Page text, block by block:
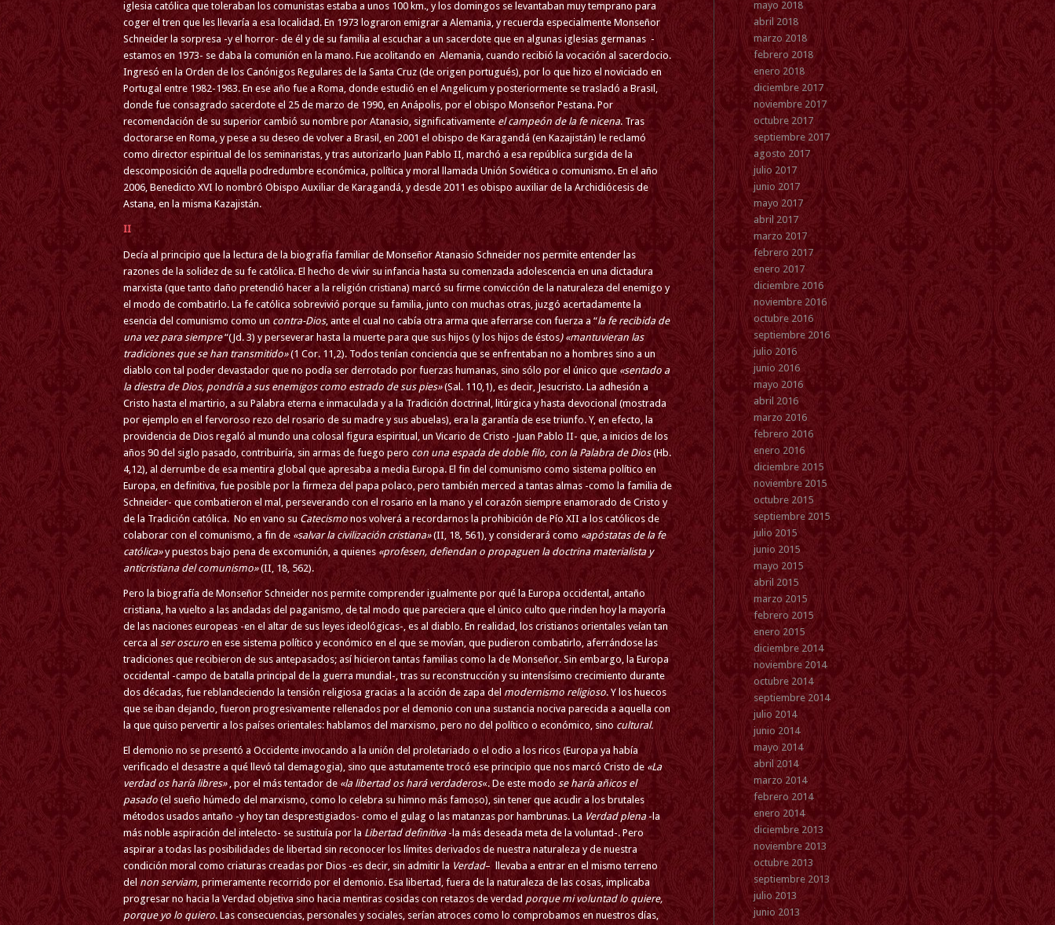
iglesia católica que toleraban los comunistas estaba a unos 100 km., y los domingos se levantaban muy temprano para
coger el tren que les llevaría a esa localidad. En 1973 lograron emigrar a Alemania, y recuerda especialmente Monseñor
Schneider la sorpresa -y el horror- de él y de su familia al escuchar a un sacerdote que en algunas iglesias germanas -
estamos en 1973- se daba la comunión en la mano. Fue acolitando en Alemania, cuando recibió la vocación al sacerdocio.
Ingresó en la Orden de los Canónigos Regulares de la Santa Cruz (de origen portugués), por lo que hizo el noviciado en
Portugal entre 1982-1983. En ese año fue a Roma, donde estudió en el Angelicum y posteriormente se trasladó a Brasil,
donde fue consagrado sacerdote el 25 de marzo de 1990, en Anápolis, por el obispo Monseñor Pestana. Por
recomendación de su superior cambió su nombre por Atanasio, significativamente el campeón de la fe nicena. Tras
doctorarse en Roma, y pese a su deseo de volver a Brasil, en 2001 el obispo de Karagandá (en Kazajistán) le reclamó
como director espiritual de los seminaristas, y tras autorizarlo Juan Pablo II, marchó a esa república surgida de la
descomposición de aquella podredumbre económica, política y moral llamada Unión Soviética o comunismo. En el año
2006, Benedicto XVI lo nombró Obispo Auxiliar de Karagandá, y desde 2011 es obispo auxiliar de la Archidiócesis de
Astana, en la misma Kazajistán.
II
Decía al principio que la lectura de la biografía familiar de Monseñor Atanasio Schneider nos permite entender las
razones de la solidez de su fe católica. El hecho de vivir su infancia hasta su comenzada adolescencia en una dictadura
marxista (que tanto daño pretendió hacer a la religión cristiana) marcó su firme convicción de la naturaleza del enemigo y
el modo de combatirlo. La fe católica sobrevivió porque su familia, junto con muchas otras, juzgó acertadamente la
esencia del comunismo como un contra-Dios, ante el cual no cabía otra arma que aferrarse con fuerza a “la fe recibida de
una vez para siempre“(Jd. 3) y perseverar hasta la muerte para que sus hijos (y los hijos de éstos) «mantuvieran las
tradiciones que se han transmitido»(1 Cor. 11,2). Todos tenían conciencia que se enfrentaban no a hombres sino a un
diablo con tal poder devastador que no podía ser derrotado por fuerzas humanas, sino sólo por el único que «sentado a
la diestra de Dios, pondría a sus enemigos como estrado de sus pies»(Sal. 110,1), es decir, Jesucristo. La adhesión a
Cristo hasta el martirio, a su Palabra eterna e inmaculada y a la Tradición doctrinal, litúrgica y hasta devocional (mostrada
por ejemplo en el fervoroso rezo del rosario de su madre y sus abuelas), era la garantía de ese triunfo. Y, en efecto, la
providencia de Dios regaló al mundo una colosal figura espiritual, un Vicario de Cristo -Juan Pablo II- que, a inicios de los
años 90 del siglo pasado, contribuiría, sin armas de fuego pero con una espada de doble filo, con la Palabra de Dios(Hb.
4,12), al derrumbe de esa mentira global que apresaba a media Europa. El fin del comunismo como sistema político en
Europa, en definitiva, fue posible por la firmeza del papa polaco, pero también merced a tantas almas -como la familia de
Schneider- que combatieron el mal, perseverando con el rosario en la mano y el corazón siempre enamorado de Cristo y
de la Tradición católica. No en vano su Catecismo nos volverá a recordarnos la prohibición de Pío XII a los católicos de
colaborar con el comunismo, a fin de «salvar la civilización cristiana»(II, 18, 561), y considerará como «apóstatas de la fe
católica»y puestos bajo pena de excomunión, a quienes «profesen, defiendan o propaguen la doctrina materialista y
anticristiana del comunismo»(II, 18, 562).
Pero la biografía de Monseñor Schneider nos permite comprender igualmente por qué la Europa occidental, antaño
cristiana, ha vuelto a las andadas del paganismo, de tal modo que pareciera que el único culto que rinden hoy la mayoría
de las naciones europeas -en el altar de sus leyes ideológicas-, es al diablo. En realidad, los cristianos orientales veían tan
cerca al ser oscuroen ese sistema político y económico en el que se movían, que pudieron combatirlo, aferrándose las
tradiciones que recibieron de sus antepasados; así hicieron tantas familias como la de Monseñor. Sin embargo, la Europa
occidental -campo de batalla principal de la guerra mundial-, tras su reconstrucción y su intensísimo crecimiento durante
dos décadas, fue reblandeciendo la tensión religiosa gracias a la acción de zapa del modernismo religioso. Y los huecos
que se iban dejando, fueron progresivamente rellenados por el demonio con una sustancia nociva parecida a aquella con
la que quiso pervertir a los países orientales: hablamos del marxismo, pero no del político o económico, sino cultural.
El demonio no se presentó a Occidente invocando a la unión del proletariado o el odio a los ricos (Europa ya había
verificado el desastre a qué llevó tal demagogia), sino que astutamente trocó ese principio que nos marcó Cristo de «La
verdad os haría libres», por el más tentador de «la libertad os hará verdaderos«. De este modo se haría añicos el
pasado (el sueño húmedo del marxismo, como lo celebra su himno más famoso), sin tener que acudir a los brutales
métodos usados antaño -y hoy tan desprestigiados- como el gulag o las matanzas por hambrunas. La Verdad plena-la
más noble aspiración del intelecto- se sustituía por la Libertad definitiva-la más deseada meta de la voluntad-. Pero
aspirar a todas las posibilidades de libertad sin reconocer los límites derivados de nuestra naturaleza y de nuestra
condición moral como criaturas creadas por Dios -es decir, sin admitir la Verdad– llevaba a entrar en el mismo terreno
del non serviam , primeramente recorrido por el demonio. Esa libertad, fuera de la naturaleza de las cosas, implicaba
progresar no hacia la Verdad objetiva sino hacia mentiras cosidas con retazos de verdadporque mi voluntad lo quiere,
porque yo lo quiero. Las consecuencias, personales y sociales, serían atroces como lo comprobamos en nuestros días,
mayo 2018
abril 2018
marzo 2018
febrero 2018
enero 2018
diciembre 2017
noviembre 2017
octubre 2017
septiembre 2017
agosto 2017
julio 2017
junio 2017
mayo 2017
abril 2017
marzo 2017
febrero 2017
enero 2017
diciembre 2016
noviembre 2016
octubre 2016
septiembre 2016
julio 2016
junio 2016
mayo 2016
abril 2016
marzo 2016
febrero 2016
enero 2016
diciembre 2015
noviembre 2015
octubre 2015
septiembre 2015
julio 2015
junio 2015
mayo 2015
abril 2015
marzo 2015
febrero 2015
enero 2015
diciembre 2014
noviembre 2014
octubre 2014
septiembre 2014
julio 2014
junio 2014
mayo 2014
abril 2014
marzo 2014
febrero 2014
enero 2014
diciembre 2013
noviembre 2013
octubre 2013
septiembre 2013
julio 2013
junio 2013